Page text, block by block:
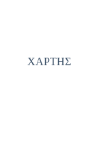
ΧΑΡΤΗΣ